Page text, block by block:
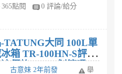
365點閱
0 評論/給分
TATUNG大同 100L單
冰箱 TR-100HN-S評價
這價格$5,488划算嗎?
古意妹 2年前發
舉